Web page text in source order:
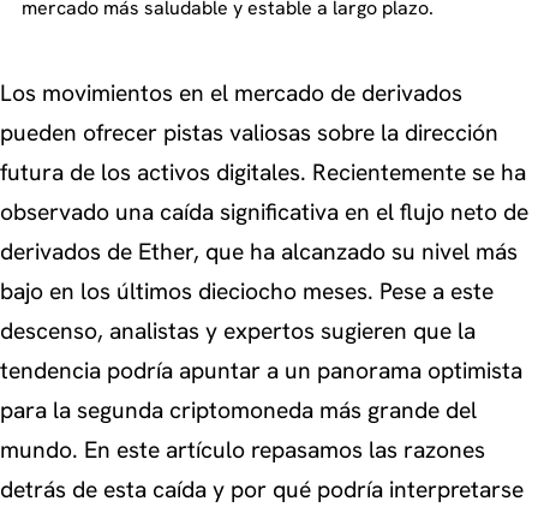
mercado más saludable y estable a largo plazo.
Los movimientos en el mercado de derivados
pueden ofrecer pistas valiosas sobre la dirección
futura de los activos digitales. Recientemente se ha
observado una caída significativa en el flujo neto de
derivados de Ether, que ha alcanzado su nivel más
bajo en los últimos dieciocho meses. Pese a este
descenso, analistas y expertos sugieren que la
tendencia podría apuntar a un panorama optimista
para la segunda criptomoneda más grande del
mundo. En este artículo repasamos las razones
detrás de esta caída y por qué podría interpretarse